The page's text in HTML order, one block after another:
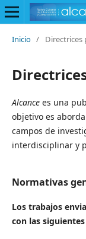
Inicio / Directrices
Alcancees una
objetivo es
campos de
interdisciplinar y
Normativas
Los trabajos
con las